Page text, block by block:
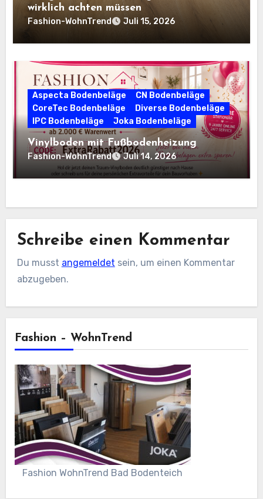
wirklich achten müssen
Fashion-WohnTrend Juli 15, 2026
Aspecta Bodenbeläge
CN Bodenbeläge
CoreTec Bodenbeläge
Diverse Bodenbeläge
IPC Bodenbeläge
Joka Bodenbeläge
Vinylboden mit Fußbodenheizung
Fashion-WohnTrend Juli 14, 2026
Schreibe einen Kommentar
Du musst angemeldet sein, um einen Kommentar
abzugeben.
Fashion – WohnTrend
Fashion WohnTrend Bad Bodenteich